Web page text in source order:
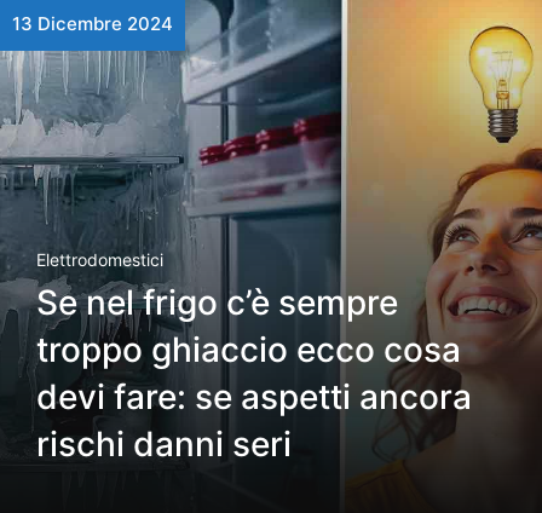
13 Dicembre 2024
Elettrodomestici
Se nel frigo c’è sempre
troppo ghiaccio ecco cosa
devi fare: se aspetti ancora
rischi danni seri